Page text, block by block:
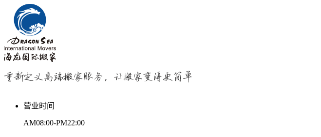
营业时间
AM08:00-PM22:00